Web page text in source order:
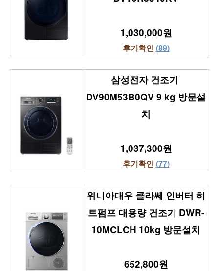
1,030,000원
후기확인 (89)
삼성전자 건조기
DV90M53B0QV 9 kg 방문설
치
1,037,300원
후기확인 (77)
위니아대우 클라쎄 인버터 히
트펌프 대용량 건조기 DWR-
10MCLCH 10kg 방문설치
652,800원